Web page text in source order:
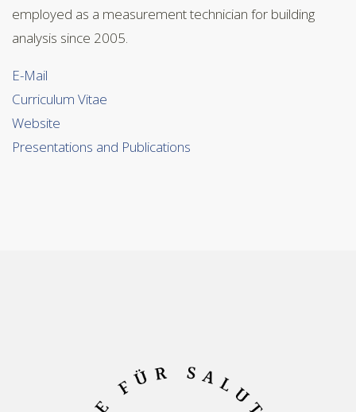
employed as a measurement technician for building
analysis since 2005.
E-Mail
Curriculum Vitae
Website
Presentations and Publications